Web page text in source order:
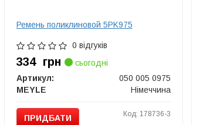
Ремень поликлиновой 5PK975
0 відгуків
334 грн
сьогодні
Артикул:
050 005 0975
MEYLE
Німеччина
ПРИДБАТИ Код: 178736-3